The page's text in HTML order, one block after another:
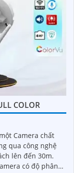
COLOR
Camera chất
qua công nghệ
lên đến 30m.
có độ phân